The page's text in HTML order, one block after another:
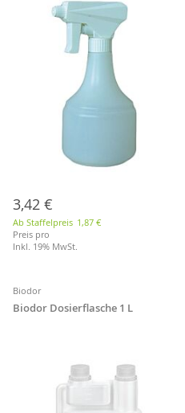
3,42 €
Ab Staffelpreis 1,87 €
Preis pro
Inkl. 19% MwSt.
Biodor
Biodor Dosierflasche 1 L